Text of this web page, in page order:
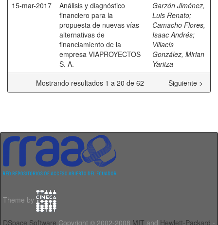
15-mar-2017
Análisis y diagnóstico
financiero para la
propuesta de nuevas vías
alternativas de
financiamiento de la
empresa VIAPROYECTOS
S. A.
Garzón Jiménez,
Luis Renato;
Camacho Flores,
Isaac Andrés;
Villacís
González, Mirian
Yaritza
Mostrando resultados 1 a 20 de 62
Siguiente >
Theme by
DSpace Software Copyright © 2002-2008 MIT and Hewlett-Packard -